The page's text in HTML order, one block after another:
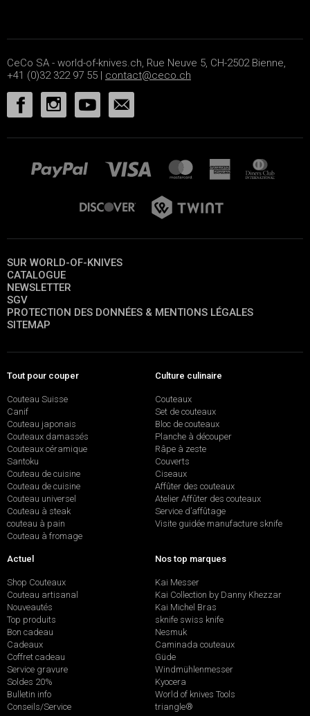
CeCo SA - world-of-knives.ch, Rue Neuve 5, CH-2502 Bienne,
+41 (0)32 322 97 55 | contact@ceco.ch
SUR WORLD-OF-KNIVES
CATALOGUE
NEWSLETTER
SGV
PROTECTION DES DONNÉES & MENTIONS LÉGALES
SITEMAP
Tout pour couper
Couteau Suisse
Canif
Couteau japonais
Couteaux damassés
Couteaux céramique
Santoku
Couteau de cuisine
Couteau de cuisine
Couteau universel
Couteau à steak
couteau à pain
Couteau à fromage
Culture culinaire
Couteaux
Set de couteaux
Bloc de couteaux
Planche à découper
Râpe à zeste
Couverts
Ciseaux
Affûter des couteaux
Atelier Affûter des couteaux
Service d’affûtage
Visite guidée manufacture sknife
Actuel
Shop Couteaux
Couteau artisanal
Nouveautés
Top produits
Bon cadeau
Cadeaux
Coffret cadeau
Service gravure
Soldes 20%
Bulletin info
Conseils/Service
Nos top marques
Kai Messer
Kai Collection by Danny Khezzar
Kai Michel Bras
sknife swiss knife
Nesmuk
Caminada couteaux
Güde
Windmühlenmesser
Kyocera
World of knives Tools
triangle®